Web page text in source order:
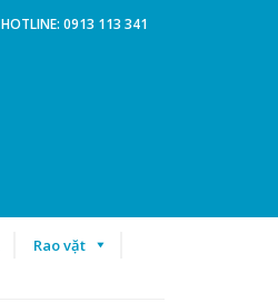
HOTLINE: 0913 113 341
Rao vặt